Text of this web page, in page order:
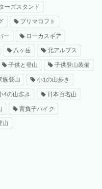
ーズスタンド
プリマロフト
ー ローカスギア
八ヶ岳 北アルプス
子供と登山 子供登山装備
族登山 小1の山歩き
4の山歩き 日本百名山
背負子ハイク
山